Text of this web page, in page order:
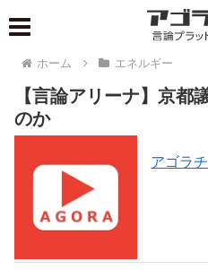
ホーム エネルギー
【言論アリーナ】京都
のか
アゴラ